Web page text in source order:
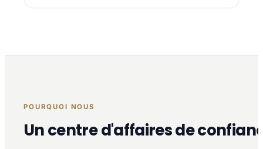
POURQUOI NOUS
Un centre d'affaires de